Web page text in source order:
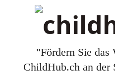
"Fördern Sie
ChildHub.ch an der